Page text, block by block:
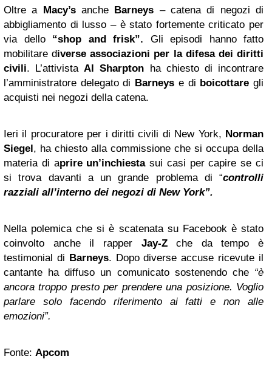
Oltre a Macy’sanche Barneys – catena di negozi di
abbigliamento di lusso – è stato fortemente criticato per
via dello “shop and frisk”. Gli episodi hanno fatto
mobilitare diverse associazioni per la difesa dei diritti
civili. L’attivistaAl Sharpton ha chiesto di incontrare
l’amministratore delegato di Barneys e di boicottare gli
acquisti nei negozi della catena.
Ieri il procuratore per i diritti civili di New York, Norman
Siegel, ha chiesto alla commissione che si occupa della
materia di aprire un’inchiestasui casi per capire se ci
si trova davanti a un grande problema di “controlli
razziali all’interno dei negozi di New York”.
Nella polemica che si è scatenata su Facebook è stato
coinvolto anche il rapperJay-Zche da tempo è
testimonial di Barneys. Dopo diverse accuse ricevute il
cantante ha diffuso un comunicato sostenendo che “è
ancora troppo presto per prendere una posizione. Voglio
parlare solo facendo riferimento ai fatti e non alle
emozioni”.
Fonte: Apcom